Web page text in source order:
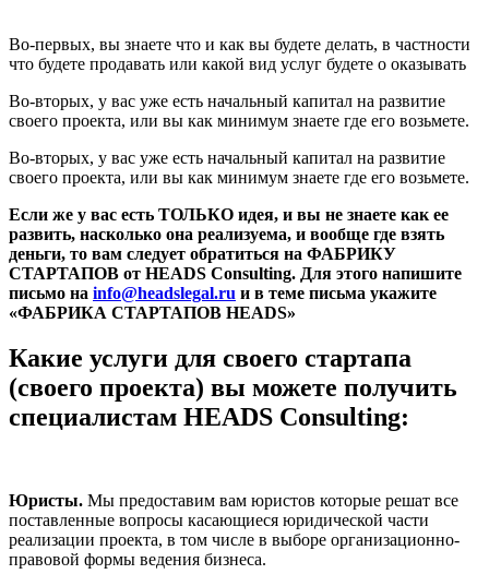
Во-первых, вы знаете что и как вы будете делать, в частности
что будете продавать или какой вид услуг будете о оказывать
Во-вторых, у вас уже есть начальный капитал на развитие
своего проекта, или вы как минимум знаете где его возьмете.
Во-вторых, у вас уже есть начальный капитал на развитие
своего проекта, или вы как минимум знаете где его возьмете.
Если же у вас есть ТОЛЬКО идея, и вы не знаете как ее
развить, насколько она реализуема, и вообще где взять
деньги, то вам следует обратиться на ФАБРИКУ
СТАРТАПОВ от HEADS Consulting. Для этого напишите
письмо на info@headslegal.ru и в теме письма укажите
«ФАБРИКА СТАРТАПОВ HEADS»
Какие услуги для своего стартапа
(своего проекта) вы можете получить
специалистам HEADS Consulting:
Юристы. Мы предоставим вам юристов которые решат все
поставленные вопросы касающиеся юридической части
реализации проекта, в том числе в выборе организационно-
правовой формы ведения бизнеса.